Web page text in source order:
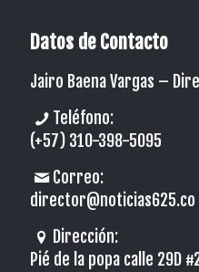
Datos de Contacto
Jairo Baena Vargas –
Teléfono:
(+57) 310-398-5095
Correo:
director@noticias625.co
Dirección:
Pié de la popa calle 29D